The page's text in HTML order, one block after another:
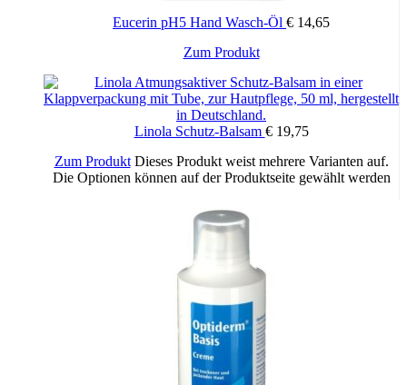
Eucerin pH5 Hand Wasch-Öl € 14,65
Zum Produkt
Linola Schutz-Balsam €19,75
Zum Produkt Dieses Produkt weist mehrere Varianten auf.
Die Optionen können auf der Produktseite gewählt werden